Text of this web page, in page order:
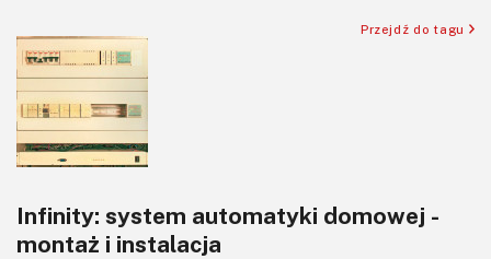
Software
Sterowanie
Transformatory
Tranzystory
Wzmacniacze
Zasilanie
Przejdź do tagu
Infinity: system automatyki domowej -
montaż i instalacja